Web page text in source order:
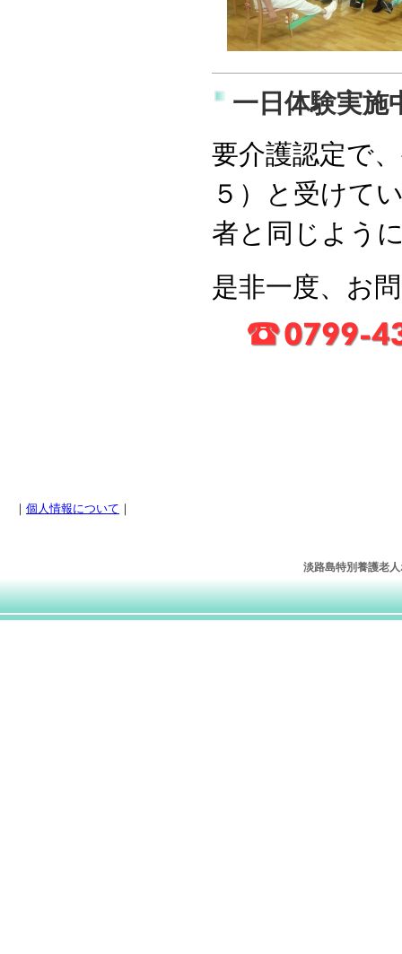
一日体験実施
要介護認定で
５）と受けて
者と同じよう
是非一度、お
｜ 個人情報について ｜
淡路島特別養護老